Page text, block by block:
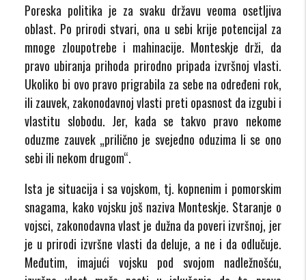
Poreska politika je za svaku državu veoma osetljiva
oblast. Po prirodi stvari, ona u sebi krije potencijal za
mnoge zloupotrebe i mahinacije. Monteskje drži, da
pravo ubiranja prihoda prirodno pripada izvršnoj vlasti.
Ukoliko bi ovo pravo prigrabila za sebe na određeni rok,
ili zauvek, zakonodavnoj vlasti preti opasnost da izgubi i
vlastitu slobodu. Jer, kada se takvo pravo nekome
oduzme zauvek „prilično je svejedno oduzima li se ono
sebi ili nekom drugom“.
Ista je situacija i sa vojskom, tj. kopnenim i pomorskim
snagama, kako vojsku još naziva Monteskje. Staranje o
vojsci, zakonodavna vlast je dužna da poveri izvršnoj, jer
je u prirodi izvršne vlasti da deluje, a ne i da odlučuje.
Međutim, imajući vojsku pod svojom nadležnošću,